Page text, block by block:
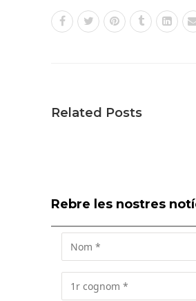
Related Posts
Rebre les nostres